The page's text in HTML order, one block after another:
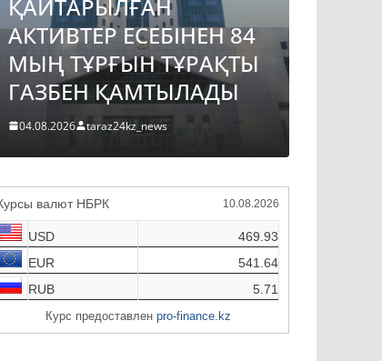
ҚАЙТАРЫЛҒАН
АКТИВТЕР ЕСЕБІНЕН 84
МЫҢ ТҰРҒЫН ТҰРАҚТЫ
ГАЗБЕН ҚАМТЫЛАДЫ
04.08.2026 taraz24kz_news
валют НБРК 10.08.2026
USD
469.93
EUR
541.64
RUB
5.71
Курс предоставлен pro-finance.kz